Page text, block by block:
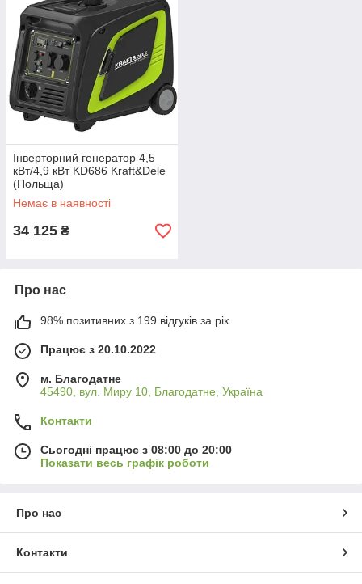
Інверторний генератор 4,5
кВт/4,9 кВт KD686 Kraft&Dele
(Польща)
Немає в наявності
34 125 ₴
Про нас
98% позитивних з 199 відгуків за рік
Працює з 20.10.2022
м. Благодатне
45490, вул. Миру 10, Благодатне, Україна
Контакти
Сьогодні працює з 08:00 до 20:00
Показати весь графік роботи
Про нас
Контакти